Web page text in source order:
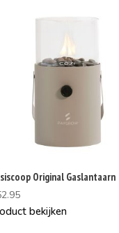
Original Gaslantaarn
bekijken